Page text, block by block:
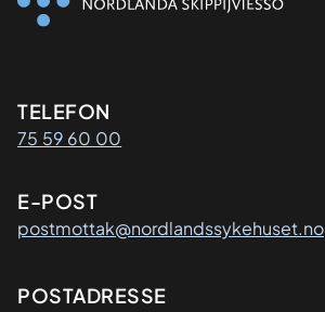
Kontaktinformasjon
TELEFON
75 59 60 00
E-POST
postmottak@nordlandssykehuset.no
Adresse
POSTADRESSE